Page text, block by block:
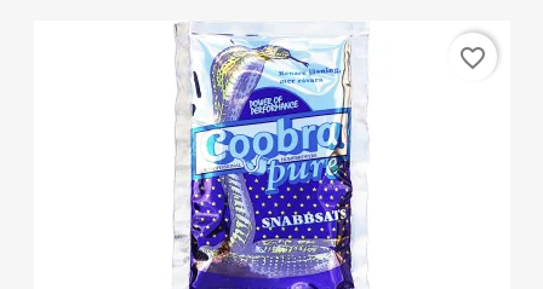
favorite_border